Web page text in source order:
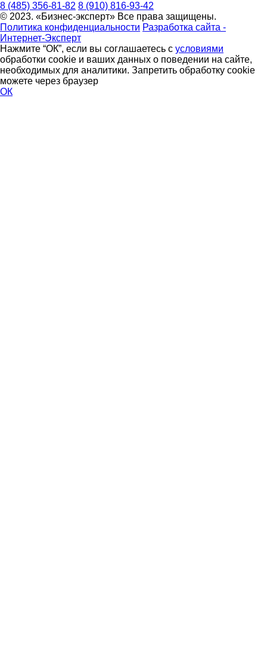
8 (485) 356-81-82 8 (910) 816-93-42
© 2023. «Бизнес-эксперт» Все права защищены.
Политика конфиденциальности Разработка сайта -
Интернет-Эксперт
Нажмите “ОК”, если вы соглашаетесь с условиями
обработки cookie и ваших данных о поведении на сайте,
необходимых для аналитики. Запретить обработку cookie
можете через браузер
ОК